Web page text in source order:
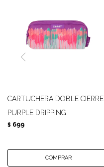
CARTUCHERA DOBLE CIERRE
PURPLE DRIPPING
$ 699